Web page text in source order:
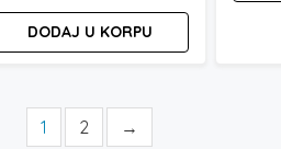
je
bila:
cena
je:
DODAJ U KORPU
1 2 →